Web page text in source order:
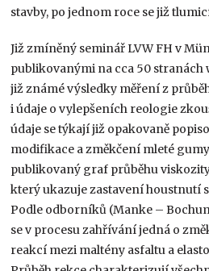
stavby, po jednom roce se již
Již zmíněný seminář LVW FH v
publikovanými na cca 50 stranách
již známé výsledky měření z
i údaje o vylepšeních reologie
údaje se týkají již opakovaně
modifikace a změkčení mleté
publikovaný graf průběhu
který ukazuje zastavení houstnutí
Podle odborníků (Manke –
se v procesu zahřívání jedná o
reakcí mezi maltény asfaltu a